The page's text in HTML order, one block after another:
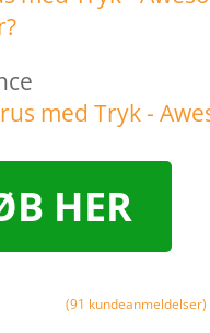
HER
(91 kundeanmeldelser)